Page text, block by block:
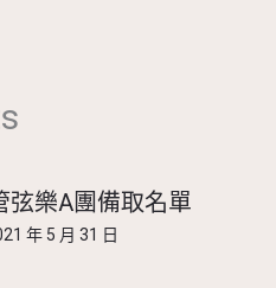
弦樂A團備取名單
年 5 月 31 日